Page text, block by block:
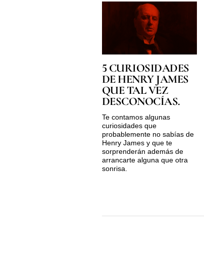
5 CURIOSIDADES
DE HENRY JAMES
QUE TAL VEZ
DESCONOCÍAS.
Te contamos algunas
curiosidades que
probablemente no sabías de
Henry James y que te
sorprenderán además de
arrancarte alguna que otra
sonrisa.